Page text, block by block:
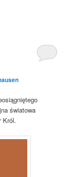
światowa
Król.